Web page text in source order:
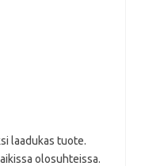
laadukas tuote.
olosuhteissa.